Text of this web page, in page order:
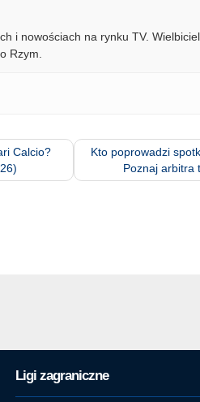
i nowościach na rynku TV.
Rzym.
Calcio?
Kto poprowadzi
Poznaj arbitra
Ligi zagraniczne